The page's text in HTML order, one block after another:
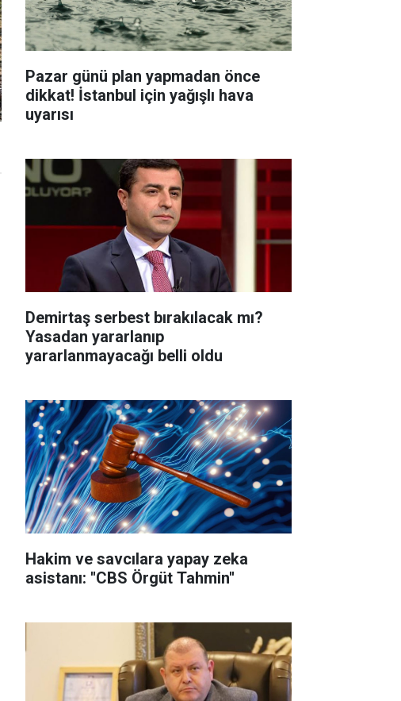
Pazar günü plan yapmadan önce
dikkat! İstanbul için yağışlı hava
uyarısı
Demirtaş serbest bırakılacak mı?
Yasadan yararlanıp
yararlanmayacağı belli oldu
Hakim ve savcılara yapay zeka
asistanı: ''CBS Örgüt Tahmin''